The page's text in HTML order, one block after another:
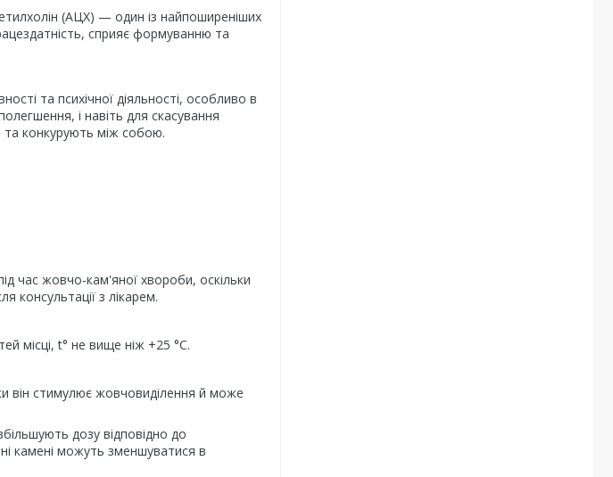
(АЦХ) — один із найпоширеніших
сприяє формуванню та
та психічної діяльності, особливо в
і навіть для скасування
та конкурують між собою.
час жовчо-кам'яної хвороби, оскільки
консультації з лікарем.
місці, t° не вище ніж +25 °C.
він стимулює жовчовиділення й може
дозу відповідно до
камені можуть зменшуватися в